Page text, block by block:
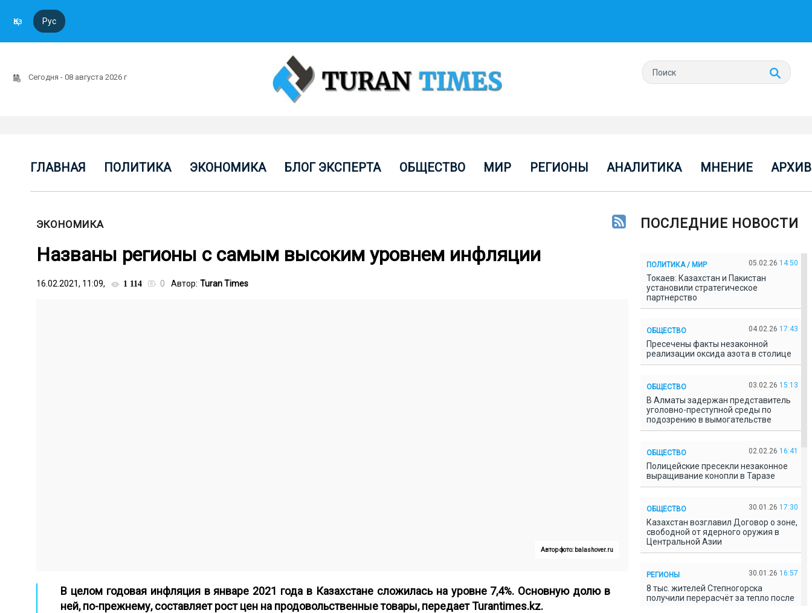
Қаз Рус
Сегодня - 08 августа 2026 г
ГЛАВНАЯ ПОЛИТИКА ЭКОНОМИКА БЛОГ ЭКСПЕРТА ОБЩЕСТВО МИР РЕГИОНЫ АНАЛИТИКА МНЕНИЕ АРХИВ
ЭКОНОМИКА
Названы регионы с самым высоким уровнем инфляции
16.02.2021, 11:09, 1 114 0 Автор: Turan Times
Автор фото: balashover.ru
В целом годовая инфляция в январе 2021 года в Казахстане сложилась на уровне 7,4%. Основную долю в
ней, по-прежнему, составляет рост цен на продовольственные товары, передаетTurantimes.kz.
ПОСЛЕДНИЕ НОВОСТИ
ПОЛИТИКА / МИР 05.02.26 14:50
Токаев: Казахстан и Пакистан
установили стратегическое
партнерство
ОБЩЕСТВО 04.02.26 17:43
Пресечены факты незаконной
реализации оксида азота в столице
ОБЩЕСТВО 03.02.26 15:13
В Алматы задержан представитель
уголовно-преступной среды по
подозрению в вымогательстве
ОБЩЕСТВО 02.02.26 16:41
Полицейские пресекли незаконное
выращивание конопли в Таразе
ОБЩЕСТВО 30.01.26 17:30
Казахстан возглавил Договор о зоне,
свободной от ядерного оружия в
Центральной Азии
РЕГИОНЫ 30.01.26 16:57
8 тыс. жителей Степногорска
получили перерасчёт за тепло после